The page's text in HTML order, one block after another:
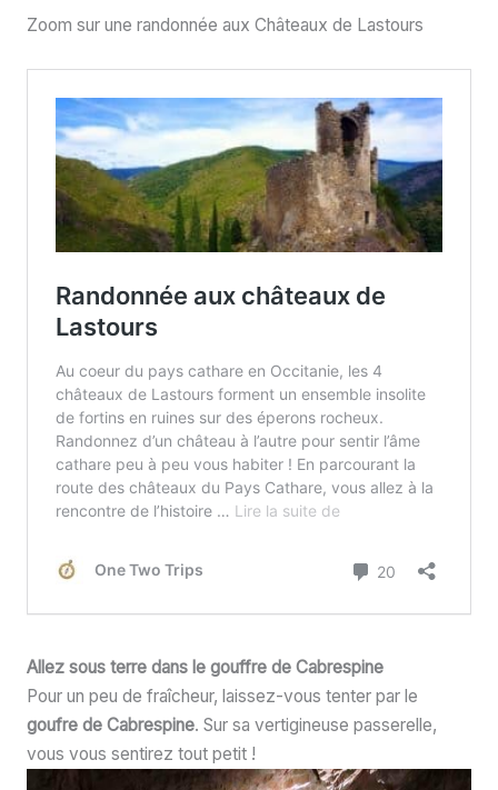
Zoom sur une randonnée aux Châteaux de Lastours
Allez sous terre dans le gouffre de Cabrespine
Pour un peu de fraîcheur, laissez-vous tenter par le
goufre de Cabrespine. Sur sa vertigineuse passerelle,
vous vous sentirez tout petit !